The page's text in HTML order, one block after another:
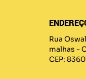
Rua
malhas -
CEP: